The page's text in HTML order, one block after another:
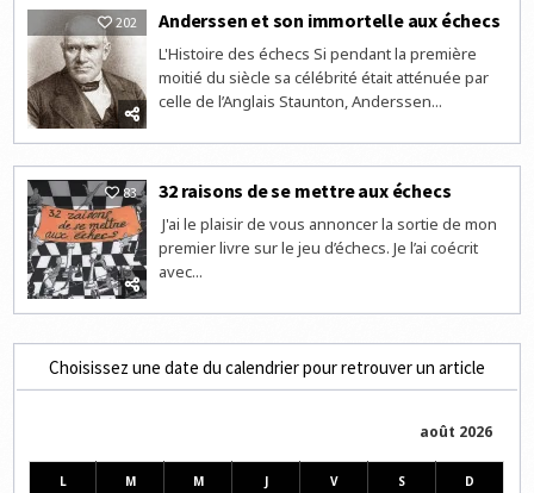
202 Anderssen et son immortelle aux échecs
L'Histoire des échecs Si pendant la première
moitié du siècle sa célébrité était atténuée par
celle de l’Anglais Staunton, Anderssen...
83 32 raisons de se mettre aux échecs
J'ai le plaisir de vous annoncer la sortie de mon
premier livre sur le jeu d’échecs. Je l’ai coécrit
avec...
Choisissez une date du calendrier pour retrouver un article
août 2026
L M M J V S D